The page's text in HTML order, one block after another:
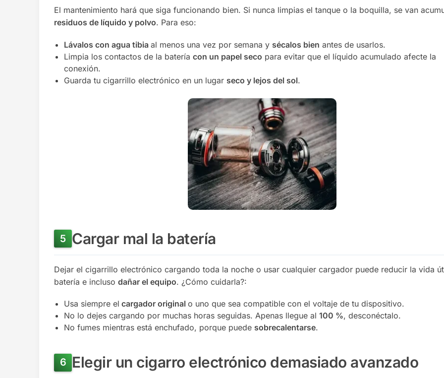
El mantenimiento hará que siga funcionando bien. Si nunca limpias el tanque o la boquilla, se van
residuos de líquido y polvo. Para eso:
Lávalos con agua tibiaal menos una vez por semana y sécalos bien antes de usarlos.
Limpia los contactos de la bateríacon un papel seco para evitar que el líquido acumulado afecte la
conexión.
Guarda tu cigarrillo electrónico en un lugar seco y lejos del sol.
Cargar mal la batería
Dejar el cigarrillo electrónico cargando toda la noche o usar cualquier cargador puede reducir la vida
batería e inclusodañar el equipo. ¿Cómo cuidarla?:
Usa siempre el cargador originalo uno que sea compatible con el voltaje de tu dispositivo.
No lo dejes cargando por muchas horas seguidas. Apenas llegue al100 %, desconéctalo.
No fumes mientras está enchufado, porque puede sobrecalentarse.
Elegir un cigarro electrónico demasiado avanzado